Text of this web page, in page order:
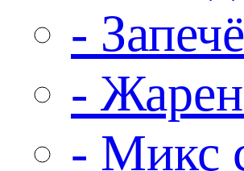
-
-
- Микс